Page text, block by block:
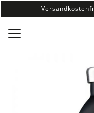
100% veganes